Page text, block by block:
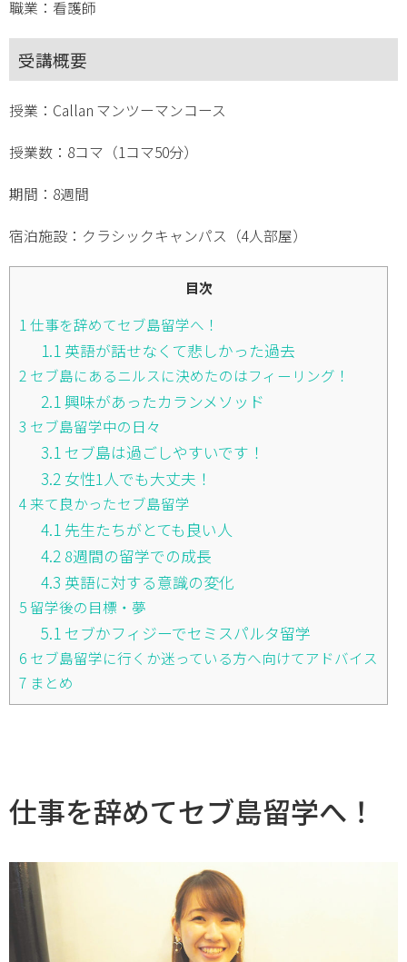
職業：看護師
受講概要
授業：Callan マンツーマンコース
授業数：8コマ（1コマ50分）
期間：8週間
宿泊施設：クラシックキャンパス（4人部屋）
目次
1仕事を辞めてセブ島留学へ！
1.1 英語が話せなくて悲しかった過去
2 セブ島にあるニルスに決めたのはフィーリング！
2.1興味があったカランメソッド
3 セブ島留学中の日々
3.1 セブ島は過ごしやすいです！
3.2 女性1人でも大丈夫！
4来て良かったセブ島留学
4.1 先生たちがとても良い人
4.2 8週間の留学での成長
4.3 英語に対する意識の変化
5留学後の目標・夢
5.1 セブかフィジーでセミスパルタ留学
6 セブ島留学に行くか迷っている方へ向けてアドバイス
7 まとめ
仕事を辞めてセブ島留学へ！